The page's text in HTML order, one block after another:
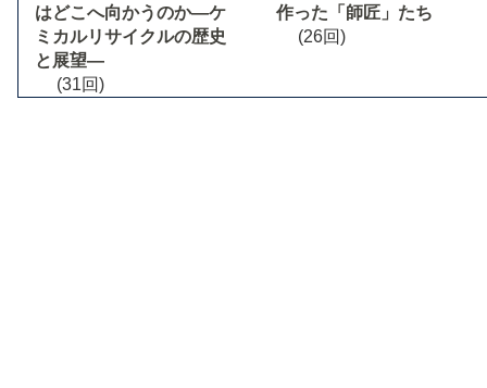
はどこへ向かうのか―ケ
ミカルリサイクルの歴史
と展望―
(31回)
作った「師匠」たち
(26回)